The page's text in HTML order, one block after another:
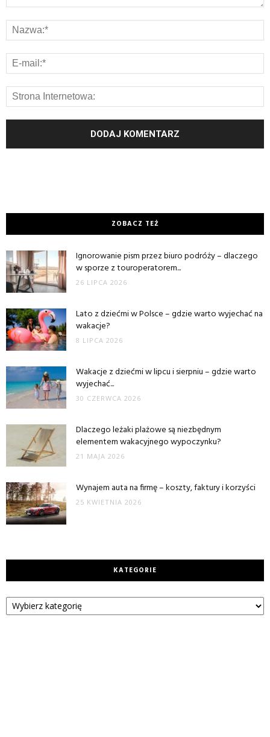
ZOBACZ TEŻ
Ignorowanie pism przez biuro podróży – dlaczego
w sporze z touroperatorem...
26 LIPCA 2026
Lato z dziećmi w Polsce – gdzie warto wyjechać na
wakacje?
8 LIPCA 2026
Wakacje z dziećmi w lipcu i sierpniu – gdzie warto
wyjechać...
30 CZERWCA 2026
Dlaczego leżaki plażowe są niezbędnym
elementem wakacyjnego wypoczynku?
21 MAJA 2026
Wynajem auta na firmę – koszty, faktury i korzyści
25 KWIETNIA 2026
KATEGORIE
Kategorie